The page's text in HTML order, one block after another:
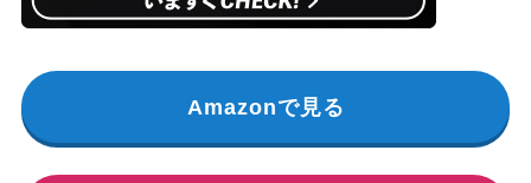
Amazonで見る